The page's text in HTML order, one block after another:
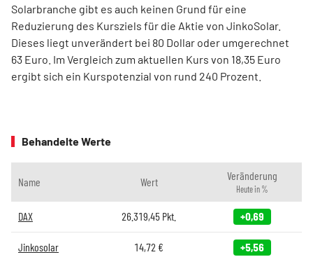
Solarbranche gibt es auch keinen Grund für eine
Reduzierung des Kursziels für die Aktie von JinkoSolar.
Dieses liegt unverändert bei 80 Dollar oder umgerechnet
63 Euro. Im Vergleich zum aktuellen Kurs von 18,35 Euro
ergibt sich ein Kurspotenzial von rund 240 Prozent.
Behandelte Werte
Name Wert Veränderung
Heute in %
DAX 26.319,45 Pkt. +0,69
Jinkosolar 14,72 € +5,56